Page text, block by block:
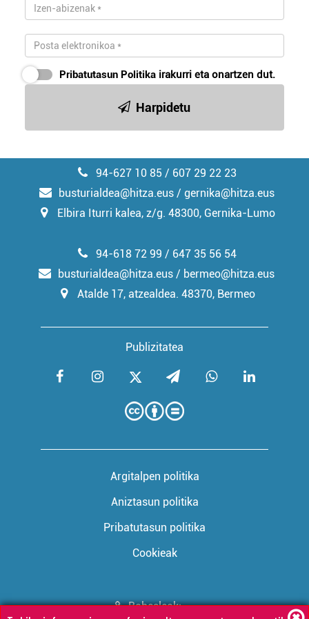
Pribatutasun Politika irakurri eta onartzen dut.
Harpidetu
94-627 10 85 / 607 29 22 23
busturialdea@hitza.eus / gernika@hitza.eus
Elbira Iturri kalea, z/g. 48300, Gernika-Lumo
Publizitatea
94-618 72 99 / 647 35 56 54
busturialdea@hitza.eus / bermeo@hitza.eus
Atalde 17, atzealdea. 48370, Bermeo
Argitalpen politika
Aniztasun politika
Pribatutasun politika
Cookieak
Babesleak: